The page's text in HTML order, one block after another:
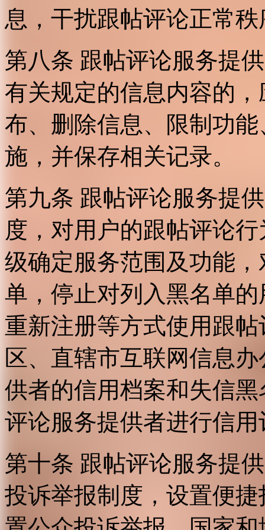
息，干扰跟帖评论正常
第八条 跟帖评论服务提
有关规定的信息内容的
布、删除信息、限制功
施，并保存相关记录。
第九条 跟帖评论服务提
度，对用户的跟帖评论
级确定服务范围及功能
单，停止对列入黑名单
重新注册等方式使用跟
区、直辖市互联网信息
供者的信用档案和失信
评论服务提供者进行信用
第十条 跟帖评论服务提
投诉举报制度，设置便